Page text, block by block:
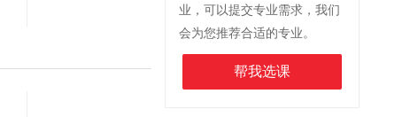
业，可以提交专业需求，我们
会为您推荐合适的专业。
帮我选课